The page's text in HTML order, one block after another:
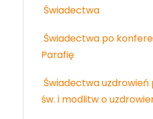
Świadectwa
Świadectwa po
Parafię
Świadectwa uzdrowień
św. i modlitw o